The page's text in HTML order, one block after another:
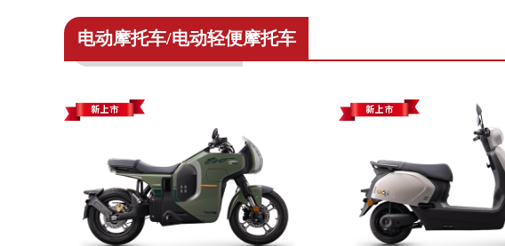
电动摩托车/电动轻便摩托车